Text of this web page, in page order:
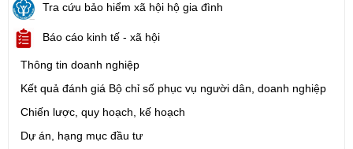
Số:1700/QĐ-UBND
hành và Phê duyệt quy trình nội bộ giải quyết lĩnh vực đăng ký
năng quản lý của Sở Tài chính)
Ngày ban hành: (05/08/2026) -Ngày hiệu lực: (05/08/2026)
Số:
1732/QĐ-UBND
Tra cứu bảo hiểm xã hội hộ gia đình
Báo cáo kinh tế - xã hội
Thông tin doanh nghiệp
Kết quả đánh giá Bộ chỉ số phục vụ người dân, doanh nghiệp
Chiến lược, quy hoạch, kế hoạch
Dự án, hạng mục đầu tư